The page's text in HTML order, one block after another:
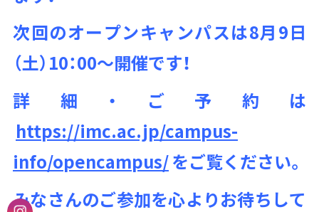
次回のオープンキャンパスは8月9日
（土）10：00～開催です！
詳細・ご予約は
https://imc.ac.jp/campus-
info/opencampus/をご覧ください。
みなさんのご参加を心よりお待ちして